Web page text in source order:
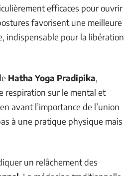
efficaces pour ouvrir
favorisent une meilleure
indispensable pour la libération
Hatha Yoga Pradipika,
respiration sur le mental et
avant l’importance de l’union
à une pratique physique mais
un relâchement des